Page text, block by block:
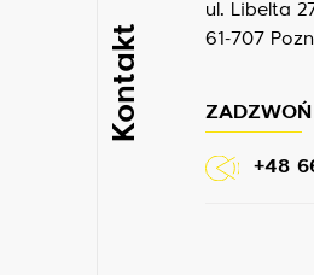
Kontakt
ul. Libelta
61-707
ZADZWOŃ
+48